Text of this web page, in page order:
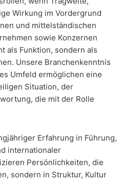
Wirkung im Vordergrund
und mittelständischen
sowie Konzernen
als Funktion, sondern als
Unsere Branchenkenntnis
Umfeld ermöglichen eine
Situation, der
die mit der Rolle
Erfahrung in Führung,
internationaler
Persönlichkeiten, die
sondern in Struktur, Kultur